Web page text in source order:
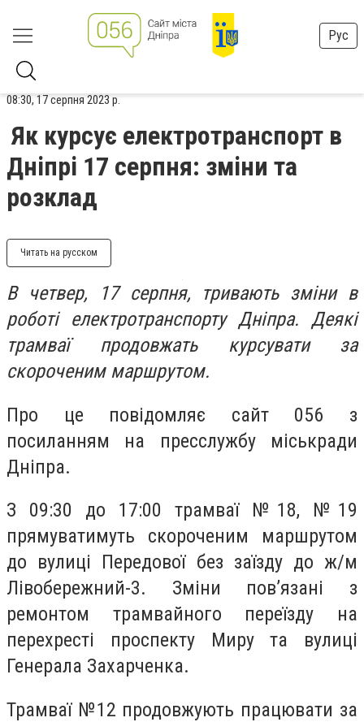
Рус
08:30, 17 серпня 2023 р.
Як курсує електротранспорт в
Дніпрі 17 серпня: зміни та
розклад
Читать на русском
В четвер, 17 серпня, тривають зміни в
роботі електротранспорту Дніпра. Деякі
трамваї продовжать курсувати за
скороченим маршрутом.
Про це повідомляє сайт 056 з
посиланням на пресслужбу міськради
Дніпра.
З 09:30 до 17:00 трамваї №18, №19
прямуватимуть скороченим маршрутом
до вулиці Передової без заїзду до ж/м
Лівобережний-3. Зміни пов’язані з
ремонтом трамвайного переїзду на
перехресті проспекту Миру та вулиці
Генерала Захарченка.
Трамваї №12 продовжують працювати за